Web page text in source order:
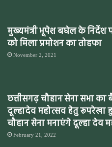
मुख्यमंत्री भूपेश बघेल के निर्देश
को मिला प्रमोशन का तोहफा
November 2, 2021
छत्तीसगढ़ चौहान सेना सभा
दूल्हादेव महोत्सव हेतु रूपरेखा
चौहान सेना मनाएंगे दूल्हा देव
February 21, 2022